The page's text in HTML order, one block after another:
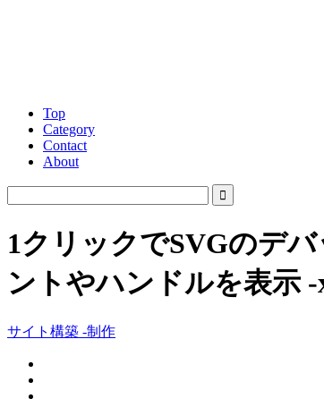
Top
Category
Contact
About
1クリックでSVGのデ
ントやハンドルを表示 -
サイト構築 -制作